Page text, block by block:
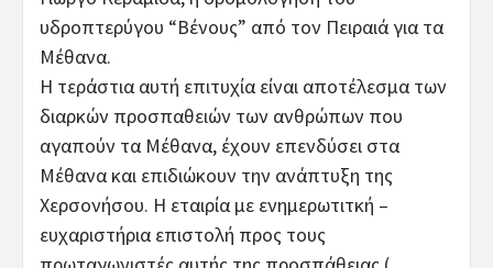
υδροπτερύγου “Βένους” από τον Πειραιά για τα
Μέθανα.
Η τεράστια αυτή επιτυχία είναι αποτέλεσμα των
διαρκών προσπαθειών των ανθρώπων που
αγαπούν τα Μέθανα, έχουν επενδύσει στα
Μέθανα και επιδιώκουν την ανάπτυξη της
Χερσονήσου. Η εταιρία με ενημερωτιτκή –
ευχαριστήρια επιστολή προς τους